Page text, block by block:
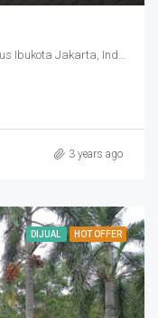
3 years ago
DIJUAL HOT OFFER